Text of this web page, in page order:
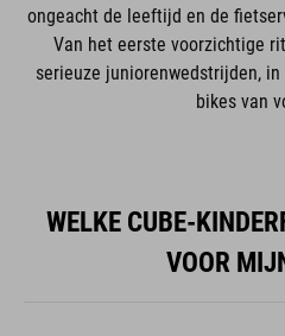
ongeacht de leeftijd en de
Van het eerste voorzichtige
serieuze juniorenwedstrijden,
bikes van
WELKE CUBE-
VOOR